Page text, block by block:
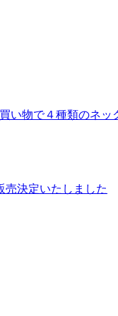
い物で４種類のネ
売決定いたしました